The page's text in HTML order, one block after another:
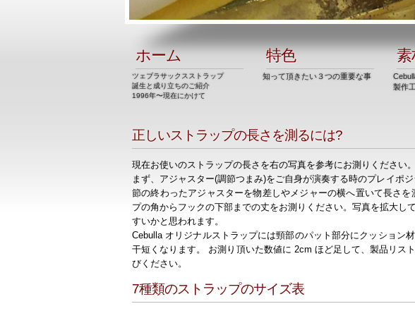
ホーム
ツェブラサックスストラップ
誕生と成り立ちのご紹介
1996年〜現在にかけて
特色
知って頂きたい３つの重要な事
素
製作
正しいストラップの長さを測るには?
現在お使いのストラップの長さを右の写真を参考にお測りください。
まず、アジャスター(調節つまみ)をご自身が演奏する時のプレイポ
節の終わったアジャスターを物差しやメジャーの横へ置いて長さ
プの角からフックの下部までの丈をお測りください。写真を拡大し
すいかと思われます。
Cebulla オリジナルストラップには頸部のパット部分にクッション
干短くなります。 お測り頂いた数値に 2cm ほど足して、製品リス
びください。
7種類のストラップのサイズ表